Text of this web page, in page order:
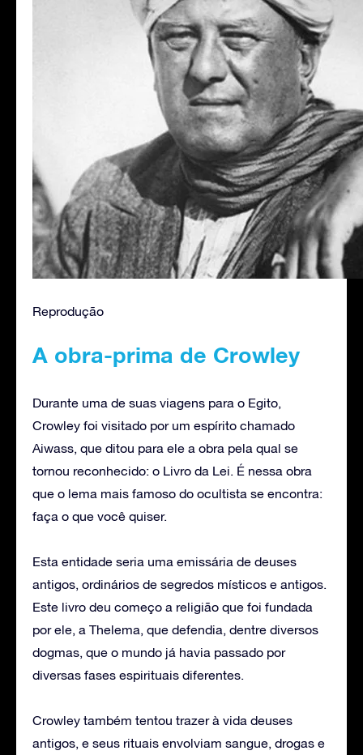
Reprodução
A obra-prima de Crowley
Durante uma de suas viagens para o Egito,
Crowley foi visitado por um espírito chamado
Aiwass, que ditou para ele a obra pela qual se
tornou reconhecido: o Livro da Lei. É nessa obra
que o lema mais famoso do ocultista se encontra:
faça o que você quiser.
Esta entidade seria uma emissária de deuses
antigos, ordinários de segredos místicos e antigos.
Este livro deu começo a religião que foi fundada
por ele, a Thelema, que defendia, dentre diversos
dogmas, que o mundo já havia passado por
diversas fases espirituais diferentes.
Crowley também tentou trazer à vida deuses
antigos, e seus rituais envolviam sangue, drogas e